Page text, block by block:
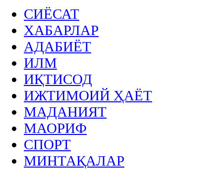
СИЁСАТ
ХАБАРЛАР
АДАБИЁТ
ИЛМ
ИҚТИСОД
ИЖТИМОИЙ ҲАЁТ
МАДАНИЯТ
МАОРИФ
СПОРТ
МИНТАҚАЛАР